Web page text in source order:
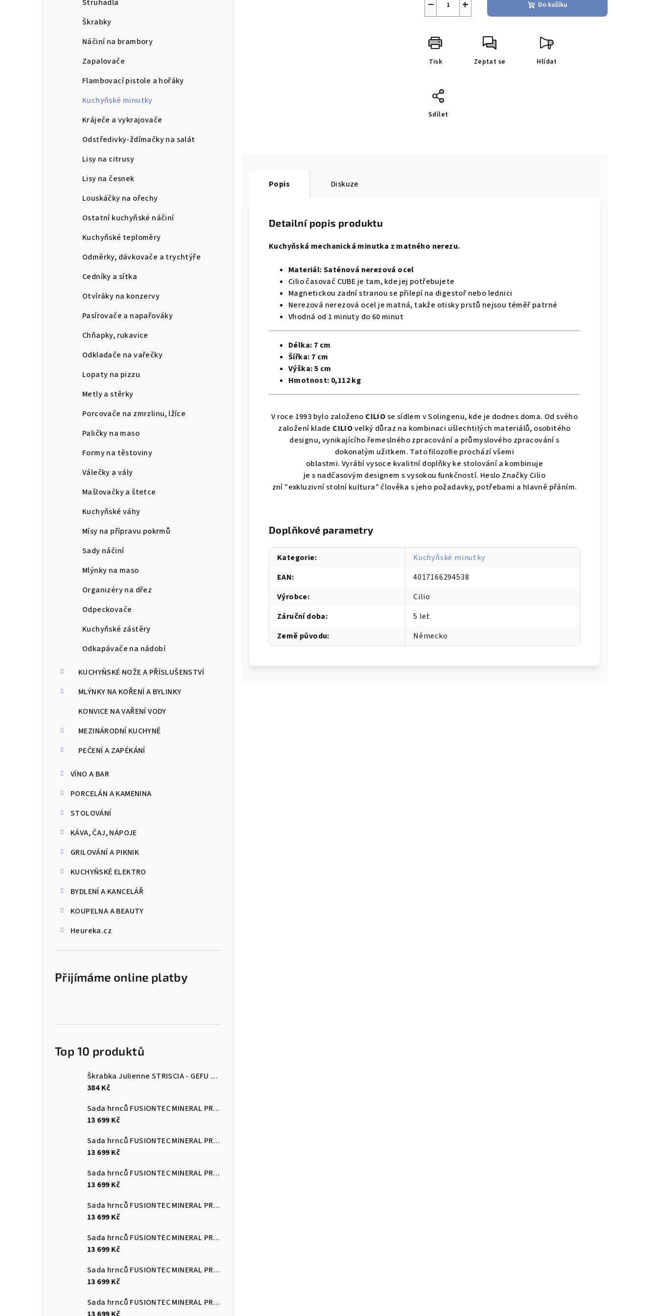
Struhadla
Škrabky
Náčiní na brambory
Zapalovače
Flambovací pistole a hořáky
Kuchyňské minutky
Kráječe a vykrajovače
Odstředivky-ždímačky na salát
Lisy na citrusy
Lisy na česnek
Louskáčky na ořechy
Ostatní kuchyňské náčiní
Kuchyňské teploměry
Odměrky, dávkovače a trychtýře
Cedníky a sítka
Otvíráky na konzervy
Pasírovače a napařováky
Chňapky, rukavice
Odkladače na vařečky
Lopaty na pizzu
Metly a stěrky
Porcovače na zmrzlinu, lžíce
Paličky na maso
Formy na těstoviny
Válečky a vály
Mašlovačky a štetce
Kuchyňské váhy
Mísy na přípravu pokrmů
Sady náčiní
Mlýnky na maso
Organizéry na dřez
Odpeckovače
Kuchyňské zástěry
Odkapávače na nádobí
KUCHYŇSKÉ NOŽE A PŘÍSLUŠENSTVÍ
MLÝNKY NA KOŘENÍ A BYLINKY
KONVICE NA VAŘENÍ VODY
MEZINÁRODNÍ KUCHYNĚ
PEČENÍ A ZAPÉKÁNÍ
VÍNO A BAR
PORCELÁN A KAMENINA
STOLOVÁNÍ
KÁVA, ČAJ, NÁPOJE
GRILOVÁNÍ A PIKNIK
KUCHYŇSKÉ ELEKTRO
BYDLENÍ A KANCELÁŘ
KOUPELNA A BEAUTY
Heureka.cz
Přijímáme online platby
Top 10 produktů
Škrabka Julienne STRISCIA - GEFU
Škrabka na proužky Julienne STRISCIA - GEFU
384 Kč
Sada hrnců FUSIONTEC MINERAL PRO 4 ks, Eucalyptus zelená - WMF
13 699 Kč
Sada hrnců FUSIONTEC MINERAL PRO 4 ks, černá - WMF
13 699 Kč
Sada hrnců FUSIONTEC MINERAL PRO 4 ks, červená - WMF
13 699 Kč
Sada hrnců FUSIONTEC MINERAL PRO 4 ks, Quartz růžová - WMF
13 699 Kč
Sada hrnců FUSIONTEC MINERAL PRO 4 ks, edice Tim Raue modrá - WMF
13 699 Kč
Sada hrnců FUSIONTEC MINERAL PRO 4 ks, mango žlutá - WMF
13 699 Kč
Sada hrnců FUSIONTEC MINERAL PRO 4 ks, papája oranžová - WMF
+
− Do košíku
Tisk Zeptat se Hlídat
Sdílet
Popis Diskuze
Detailní popis produktu
Kuchyňská mechanická minutka z matného nerezu.
Materiál: Saténová nerezová ocel
Cilio časovač CUBE je tam, kde jej potřebujete
Magnetickou zadní stranou se přilepí na digestoř nebo lednici
Nerezová nerezová ocel je matná, takže otisky prstů nejsou téměř patrné
Vhodná od 1 minuty do 60 minut
Délka: 7 cm
Šířka: 7 cm
Výška: 5 cm
Hmotnost: 0,112 kg
V roce 1993 bylo založeno CILIOse sídlem v Solingenu, kde je dodnes doma. Od svého
založení klade CILIOvelký důraz na kombinaci ušlechtilých materiálů, osobitého
designu, vynikajícího řemeslného zpracování a průmyslového zpracování s
dokonalým užitkem. Tato filozofie prochází všemi
oblastmi. Vyrábívysoce kvalitnídoplňkyke stolování a kombinuje
je s nadčasovým designem s vysokou funkčností. Heslo Značky Cilio
zní"exkluzivnístolní kultura" člověka s jeho požadavky, potřebami a hlavně přáním.
Doplňkové parametry
Kategorie:
Kuchyňské minutky
EAN:
4017166294538
Výrobce:
Cilio
Záruční doba:
5 let
Země původu: Německo